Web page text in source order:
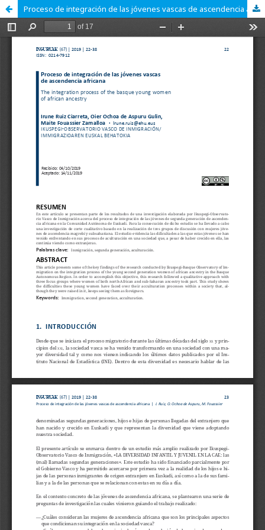
Proceso de integración de las jóvenes vascas de ascendencia africana.